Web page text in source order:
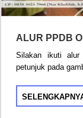
ALUR PPDB
Silakan ikuti alur
petunjuk pada